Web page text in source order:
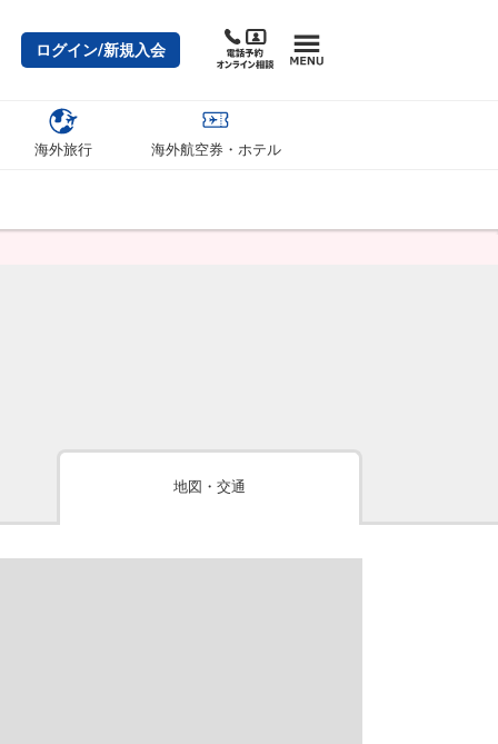
ログイン/新規入会
海外旅行 海外航空券・ホテル
地図・交通